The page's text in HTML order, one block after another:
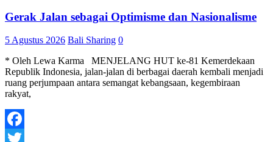
Gerak Jalan sebagai Optimisme dan Nasionalisme
5 Agustus 2026 Bali Sharing 0
* Oleh Lewa Karma MENJELANG HUT ke-81 Kemerdekaan
Republik Indonesia, jalan-jalan di berbagai daerah kembali menjadi
ruang perjumpaan antara semangat kebangsaan, kegembiraan
rakyat,
Facebook